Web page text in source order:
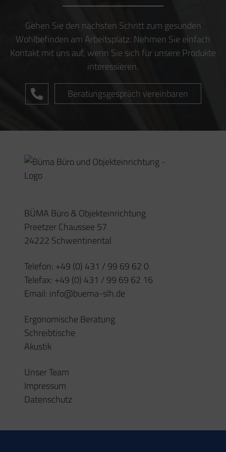
Öffnungszeiten
Montag – Donnerstag
08:00 – 17:00 Uhr
(oder nach Vereinbarung)
Freitag
08:00 – 15:30 Uhr
BÜMA Büro & Objekteinrichtung
Preetzer Chaussee 57
24222 Schwentinental
Telefon:+49 (0) 431 / 99 69 62 0
Email:info@buema-slh.de
Ergonomische Beratung
Schreibtische
Unser Team
Impressum
Datenschutz